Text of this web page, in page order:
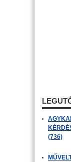
(736)